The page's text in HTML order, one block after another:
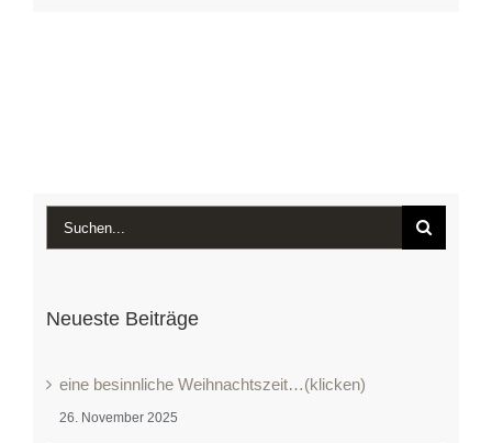
Suche
Neueste Beiträge
eine besinnliche Weihnachtszeit…(klicken)
26. November 2025